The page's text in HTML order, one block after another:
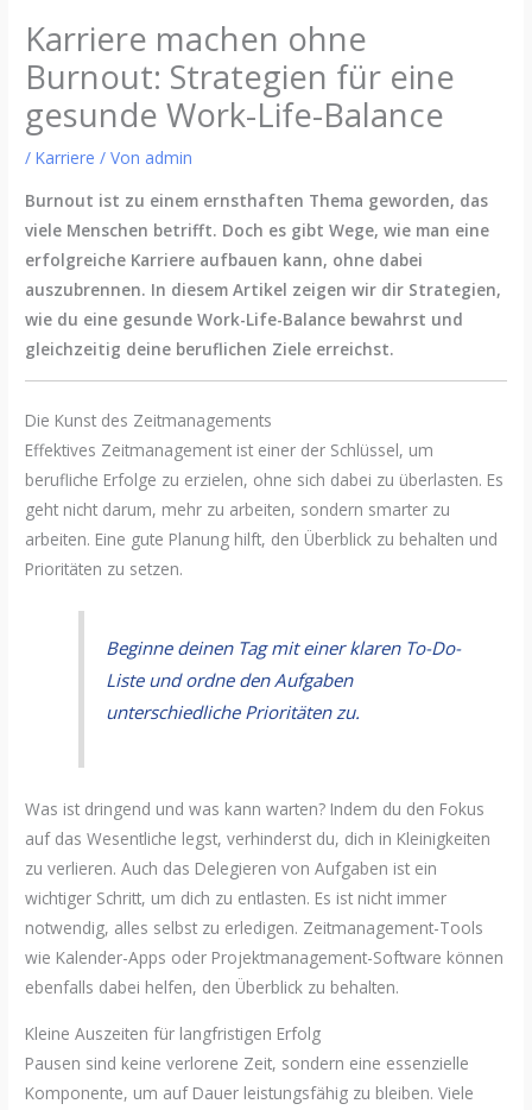
Karriere machen ohne
Burnout: Strategien für eine
gesunde Work-Life-Balance
/Karriere / Von admin
Burnout ist zu einem ernsthaften Thema geworden, das
viele Menschen betrifft. Doch es gibt Wege, wie man eine
erfolgreiche Karriere aufbauen kann, ohne dabei
auszubrennen. In diesem Artikel zeigen wir dir Strategien,
wie du eine gesunde Work-Life-Balance bewahrst und
gleichzeitig deine beruflichen Ziele erreichst.
Die Kunst des Zeitmanagements
Effektives Zeitmanagement ist einer der Schlüssel, um
berufliche Erfolge zu erzielen, ohne sich dabei zu überlasten. Es
geht nicht darum, mehr zu arbeiten, sondern smarter zu
arbeiten. Eine gute Planung hilft, den Überblick zu behalten und
Prioritäten zu setzen.
Beginne deinen Tag mit einer klaren To-Do-
Liste und ordne den Aufgaben
unterschiedliche Prioritäten zu.
Was ist dringend und was kann warten? Indem du den Fokus
auf das Wesentliche legst, verhinderst du, dich in Kleinigkeiten
zu verlieren. Auch das Delegieren von Aufgaben ist ein
wichtiger Schritt, um dich zu entlasten. Es ist nicht immer
notwendig, alles selbst zu erledigen. Zeitmanagement-Tools
wie Kalender-Apps oder Projektmanagement-Software können
ebenfalls dabei helfen, den Überblick zu behalten.
Kleine Auszeiten für langfristigen Erfolg
Pausen sind keine verlorene Zeit, sondern eine essenzielle
Komponente, um auf Dauer leistungsfähig zu bleiben. Viele